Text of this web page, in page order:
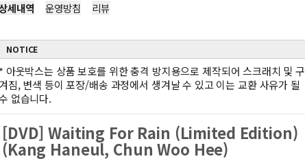
세내역 운영방침 리뷰
NOTICE
아웃박스는 상품 보호를 위한 충격 방지용으로 제작되어 스크래치 및 구
짐, 변색 등이 포장/배송 과정에서 생겨날 수 있고 이는 교환 사유가 될
없습니다.
[DVD] Waiting For Rain (Limited Edition)
(Kang Haneul, Chun Woo Hee)